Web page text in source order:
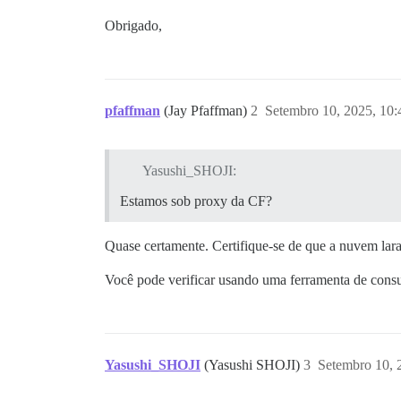
Obrigado,
pfaffman (Jay Pfaffman) Setembro 10, 2025,
2
Yasushi_SHOJI:
Estamos sob proxy da CF?
Quase certamente. Certifique-se de que a nuvem
Você pode verificar usando uma ferramenta de
Yasushi_SHOJI (Yasushi SHOJI) Setembro 10,
3